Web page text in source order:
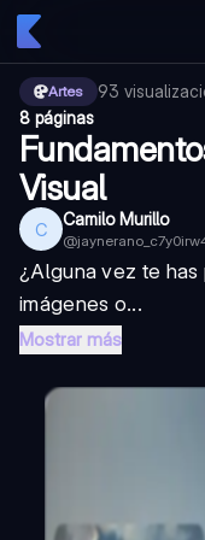
Artes 93
8 páginas
Visual
C Camilo Murillo
@
¿Alguna vez te
imágenes o...
Mostrar más